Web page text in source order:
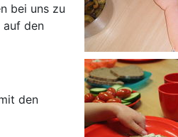
bei uns zu
auf den
den